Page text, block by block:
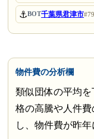
⚓BOT千葉県君津市
物件費の分析欄
類似団体の平均
格の高騰や人件
し、物件費が昨年